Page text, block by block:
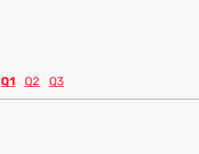
Q1 Q2 Q3